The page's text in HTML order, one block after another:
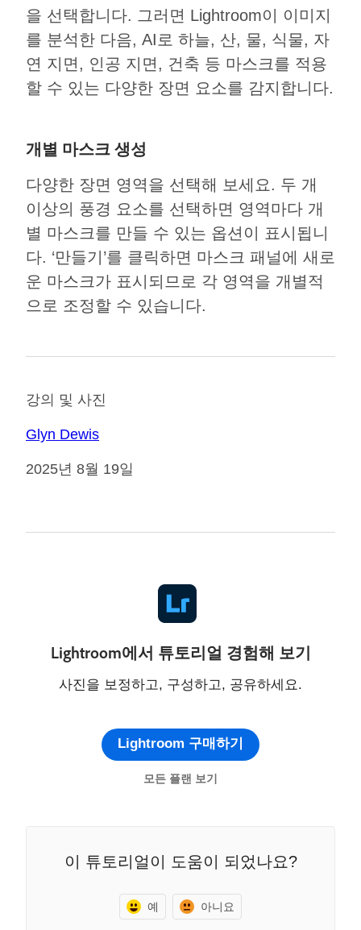
을 선택합니다. 그러면 Lightroom이 이미지
를 분석한 다음, AI로 하늘, 산, 물, 식물, 자
연 지면, 인공 지면, 건축 등 마스크를 적용
할 수 있는 다양한 장면 요소를 감지합니다.
개별 마스크 생성
다양한 장면 영역을 선택해 보세요. 두 개
이상의 풍경 요소를 선택하면 영역마다 개
별 마스크를 만들 수 있는 옵션이 표시됩니
다. ‘만들기’를 클릭하면 마스크 패널에 새로
운 마스크가 표시되므로 각 영역을 개별적
으로 조정할 수 있습니다.
강의 및 사진
Glyn Dewis
2025년 8월 19일
Lightroom에서 튜토리얼 경험해 보기
사진을 보정하고, 구성하고, 공유하세요.
Lightroom 구매하기
모든 플랜 보기
이 튜토리얼이 도움이 되었나요?
예 아니요